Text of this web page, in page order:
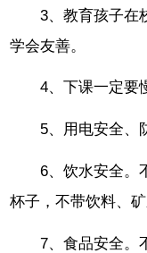
3、教育孩子在
学会友善。
4、下课一定要
5、用电安全、
6、饮水安全。
杯子，不带饮料、
7、食品安全。